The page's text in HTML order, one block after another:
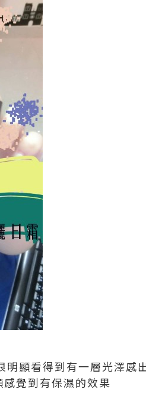
明顯看得到有一層光澤感
覺到有保濕的效果